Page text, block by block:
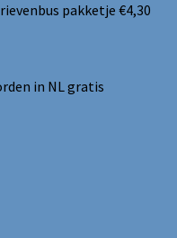
pakketje €4,30
in NL gratis